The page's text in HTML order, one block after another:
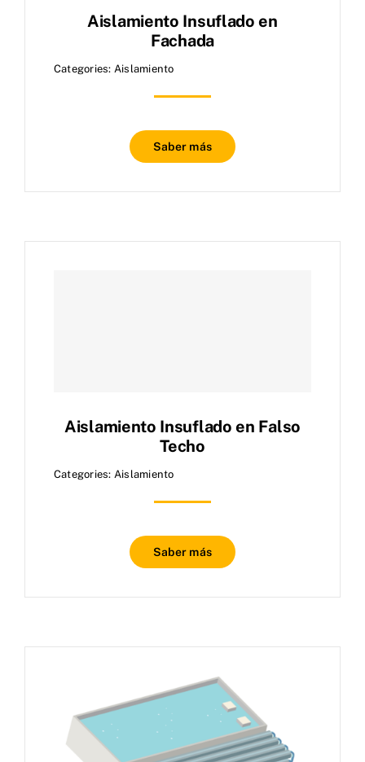
Aislamiento Insuflado en
Fachada
Categories: Aislamiento
Saber más
Aislamiento Insuflado en Falso
Techo
Categories: Aislamiento
Saber más